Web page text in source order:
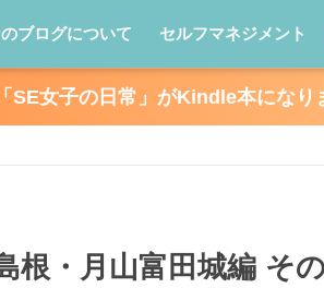
ブログについて セルフマネジメント
SE女子の日常」がKindle本になり
根・月山富田城編 その